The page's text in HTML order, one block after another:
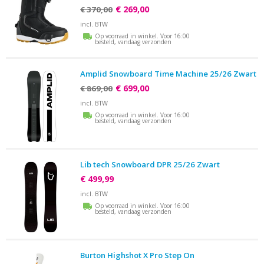
€ 370,00 € 269,00
incl. BTW
Op voorraad in winkel. Voor 16:00
besteld, vandaag verzonden
Amplid Snowboard Time Machine 25/26 Zwart
€ 869,00 € 699,00
incl. BTW
Op voorraad in winkel. Voor 16:00
besteld, vandaag verzonden
Lib tech Snowboard DPR 25/26 Zwart
€ 499,99
incl. BTW
Op voorraad in winkel. Voor 16:00
besteld, vandaag verzonden
Burton Highshot X Pro Step On